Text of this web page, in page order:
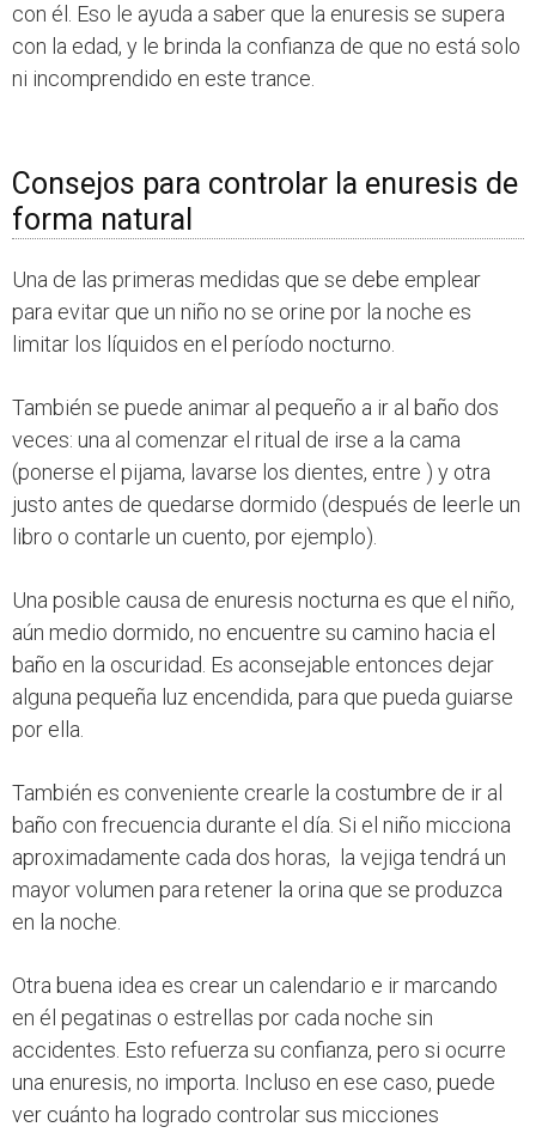
con él. Eso le ayuda a saber que la enuresis se supera
con la edad, y le brinda la confianza de que no está solo
ni incomprendido en este trance.
Consejos para controlar la enuresis de
forma natural
Una de las primeras medidas que se debe emplear
para evitar que un niño no se orine por la noche es
limitar los líquidos en el período nocturno.
También se puede animar al pequeño a ir al baño dos
veces: una al comenzar el ritual de irse a la cama
(ponerse el pijama, lavarse los dientes, entre ) y otra
justo antes de quedarse dormido (después de leerle un
libro o contarle un cuento, por ejemplo).
Una posible causa de enuresis nocturna es que el niño,
aún medio dormido, no encuentre su camino hacia el
baño en la oscuridad. Es aconsejable entonces dejar
alguna pequeña luz encendida, para que pueda guiarse
por ella.
También es conveniente crearle la costumbre de ir al
baño con frecuencia durante el día. Si el niño micciona
aproximadamente cada dos horas, la vejiga tendrá un
mayor volumen para retener la orina que se produzca
en la noche.
Otra buena idea es crear un calendario e ir marcando
en él pegatinas o estrellas por cada noche sin
accidentes. Esto refuerza su confianza, pero si ocurre
una enuresis, no importa. Incluso en ese caso, puede
ver cuánto ha logrado controlar sus micciones